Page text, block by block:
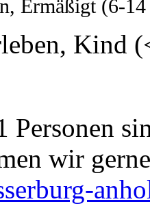
Ermäßigt (6-
Kind
Personen
wir